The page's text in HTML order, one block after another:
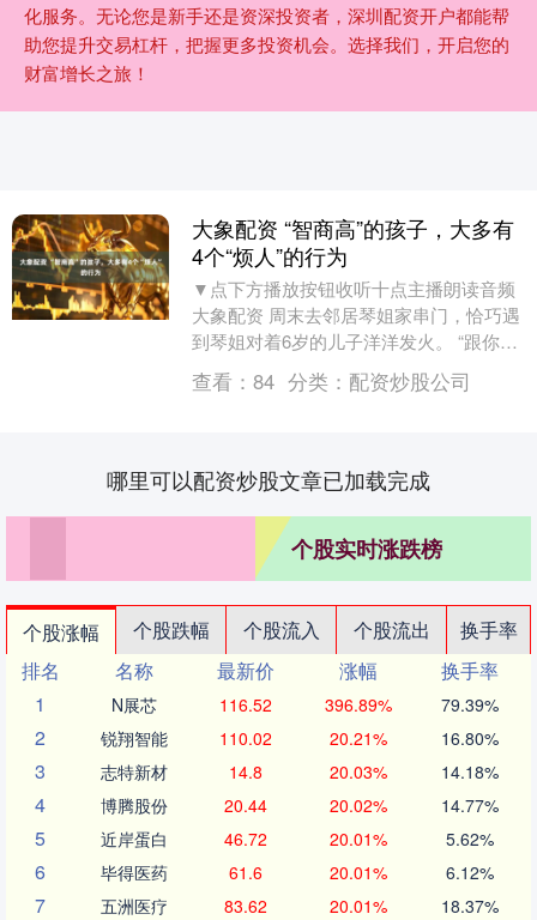
化服务。无论您是新手还是资深投资者，深圳配资开户都能帮
助您提升交易杠杆，把握更多投资机会。选择我们，开启您的
财富增长之旅！
大象配资 “智商高”的孩子，大多有
4个“烦人”的行为
▼点下方播放按钮收听十点主播朗读音频
大象配资 周末去邻居琴姐家串门，恰巧遇
到琴姐对着6岁的儿子洋洋发火。 “跟你说
多少遍别拆东西！这无人机才买了一天，
就被你卸成....
查看： 84 分类： 配资炒股公司
哪里可以配资炒股文章已加载完成
个股实时涨跌榜
个股涨幅 个股跌幅 个股流入 个股流出
换手率
排名
名称 最新价 涨幅
换手率
1
N展芯 116.52 396.89% 79.39%
2 锐翔智能 110.02 20.21% 16.80%
3 志特新材 14.8 20.03% 14.18%
4 博腾股份 20.44 20.02% 14.77%
5 近岸蛋白 46.72 20.01% 5.62%
6 毕得医药 61.6 20.01% 6.12%
7 五洲医疗 83.62 20.01% 18.37%